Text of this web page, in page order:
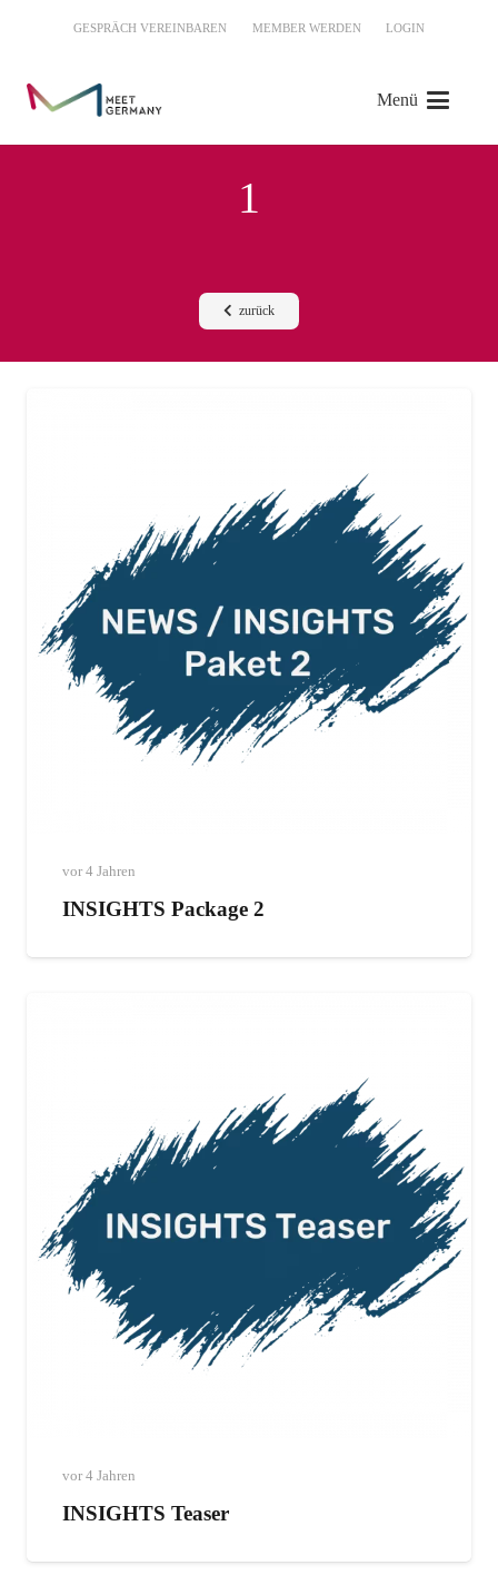
GESPRÄCH VEREINBAREN MEMBER WERDEN LOGIN
Menü
1
zurück
vor 4 Jahren
INSIGHTS Package 2
vor 4 Jahren
INSIGHTS Teaser